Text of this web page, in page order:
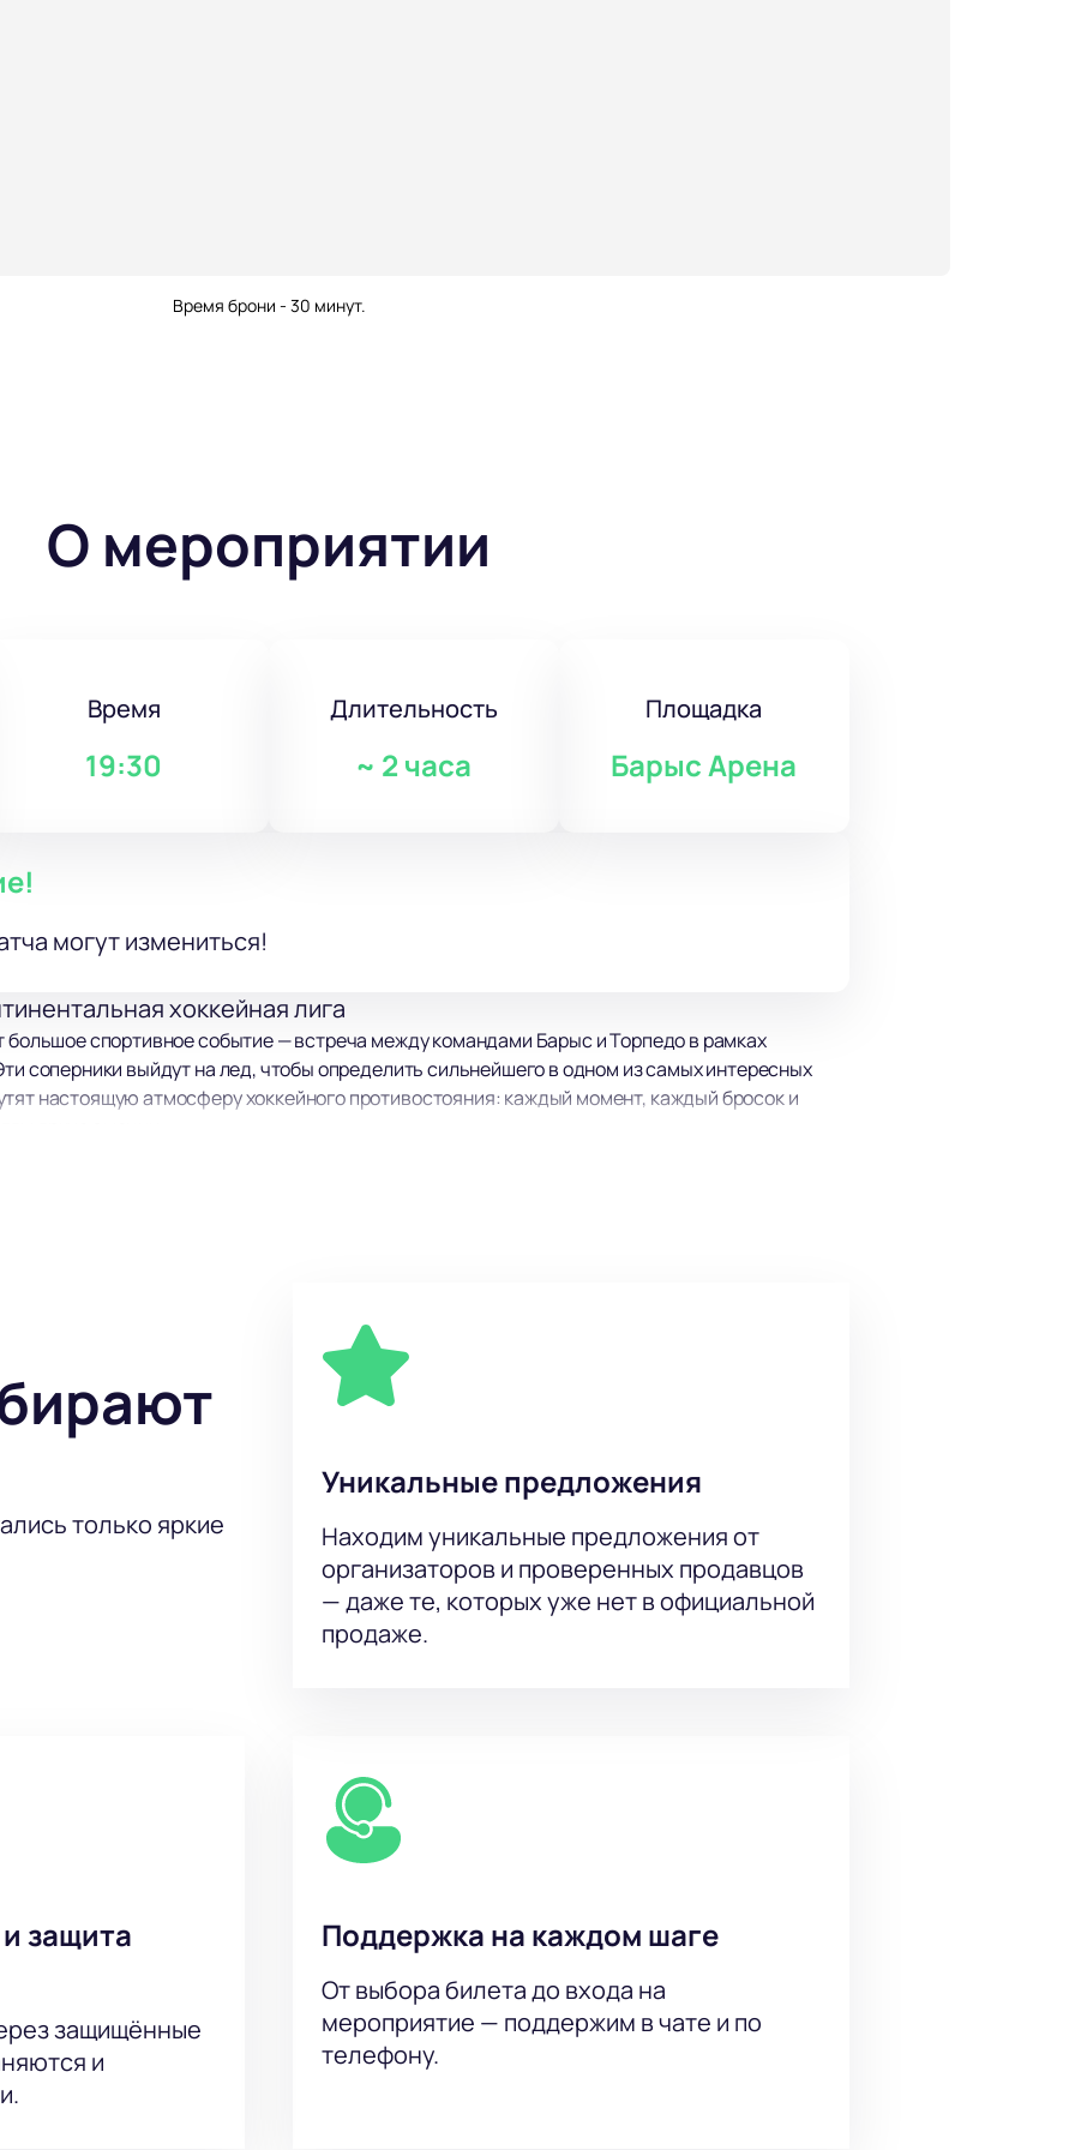
Время брони - 30 минут.
О мероприятии
Время
19:30
Длительность
~ 2 часа
Площадка
Барыс Арена
могут измениться!
хоккейная лига
большое спортивное событие — встреча между командами Барыс и Торпедо в рамках
соперники выйдут на лед, чтобы определить сильнейшего в одном из самых интересных
настоящую атмосферу хоккейного противостояния: каждый момент, каждый бросок и
удобством и хорошей видимостью с каждого сектора. Здесь созданы все условия для
прочувствовал атмосферу хоккейного вечера и стал частью большого события. Простая
места для просмотра игры, а современное оборудование соответствует высоким
- Торпедо. Континентальная хоккейная лига онлайн
на матч Барыс — Торпедо онлайн из любой точки страны. Игра пройдет по стандартному
состоится по расписанию турнира. Выберите удобные места на схеме трибун,
нам — это просто и быстро.
прозрачные цены на игру;
покупки хоккейных билетов;
только яркие
Уникальные предложения
Находим уникальные предложения от
организаторов и проверенных продавцов
— даже те, которых уже нет в официальной
продаже.
защита
защищённые
и
Поддержка на каждом шаге
От выбора билета до входа на
мероприятие — поддержим в чате и по
телефону.